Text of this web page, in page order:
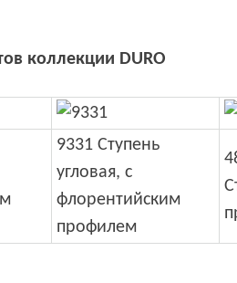
коллекции DURO
9331 Ступень
угловая, с
флорентийским
профилем